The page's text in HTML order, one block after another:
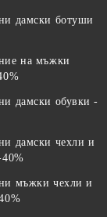
пред много
да намерите и
на обувките
и се
сезон.
дамски ботуши
на мъжки
дамски обувки -
дамски чехли и
мъжки чехли и